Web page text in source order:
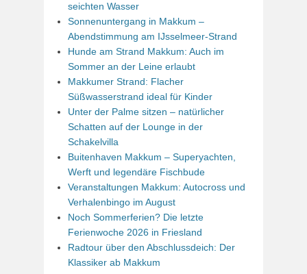
seichten Wasser
Sonnenuntergang in Makkum –
Abendstimmung am IJsselmeer-Strand
Hunde am Strand Makkum: Auch im
Sommer an der Leine erlaubt
Makkumer Strand: Flacher
Süßwasserstrand ideal für Kinder
Unter der Palme sitzen – natürlicher
Schatten auf der Lounge in der
Schakelvilla
Buitenhaven Makkum – Superyachten,
Werft und legendäre Fischbude
Veranstaltungen Makkum: Autocross und
Verhalenbingo im August
Noch Sommerferien? Die letzte
Ferienwoche 2026 in Friesland
Radtour über den Abschlussdeich: Der
Klassiker ab Makkum